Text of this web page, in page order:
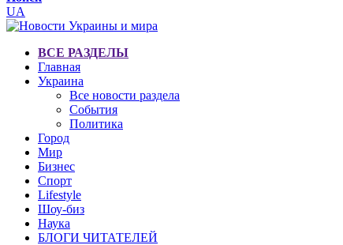
UA
ВСЕ РАЗДЕЛЫ
Главная
Украина
Все новости раздела
События
Политика
Город
Мир
Бизнес
Спорт
Lifestyle
Шоу-биз
Наука
БЛОГИ ЧИТАТЕЛЕЙ